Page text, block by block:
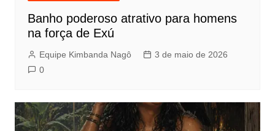
Banho poderoso atrativo para homens
na força de Exú
Equipe Kimbanda Nagô
3 de maio de 2026
0